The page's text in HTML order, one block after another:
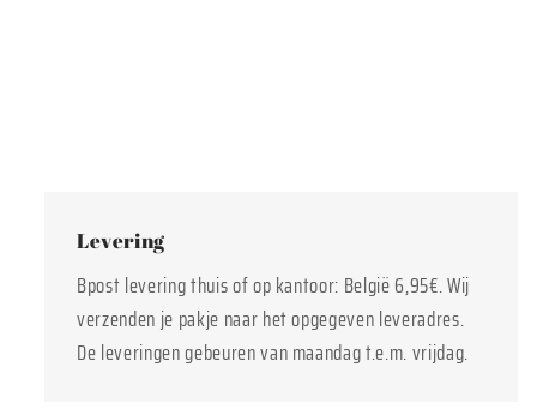
Levering
Bpost levering thuis of op kantoor: België 6,95€. Wij
verzenden je pakje naar het opgegeven leveradres.
De leveringen gebeuren van maandag t.e.m. vrijdag.